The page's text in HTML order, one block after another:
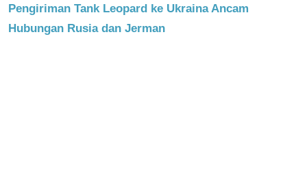
Pengiriman Tank Leopard ke Ukraina Ancam
Hubungan Rusia dan Jerman